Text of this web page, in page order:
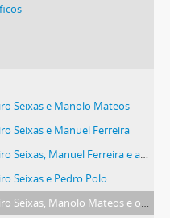
Seixas e Manolo Mateos
Seixas e Manuel Ferreira
Seixas, Manuel Ferreira e amiga
Seixas e Pedro Polo
Manolo Mateos e outro não identificado